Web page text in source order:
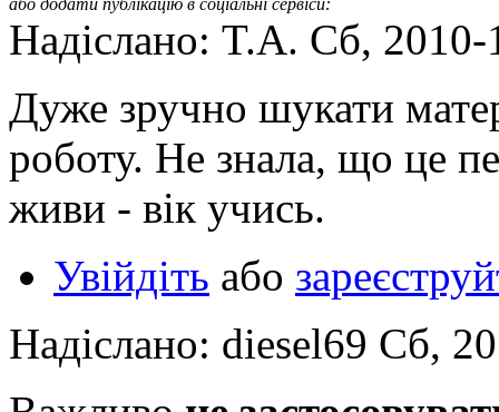
або додати публікацію в соціальні сервіси:
Надіслано: T.A. Сб,
Дуже зручно шукати
роботу. Не знала, що це
живи - вік учись.
Увійдіть або
Надіслано: diesel69 Сб,